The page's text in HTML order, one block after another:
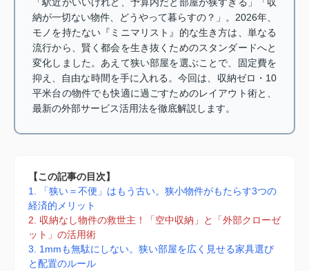
納が一切ない物件、どうやって暮らすの？」。2026年、
モノを持たない『ミニマリスト』的な生き方は、単なる
流行から、賢く都会を生き抜くためのスタンダードへと
変化しました。あえて狭い部屋を選ぶことで、固定費を
抑え、自由な時間を手に入れる。今回は、収納ゼロ・10
平米台の物件でも快適に過ごすためのレイアウト術と、
最新の外部サービス活用法を徹底解説します。
【この記事の目次】
1. 「狭い＝不便」はもう古い。狭小物件がもたらす3つの
経済的メリット
2. 収納なし物件の救世主！「空中収納」と「外部クローゼ
ット」の活用術
3. 1mmも無駄にしない。狭い部屋を広く見せる家具選び
と配置のルール